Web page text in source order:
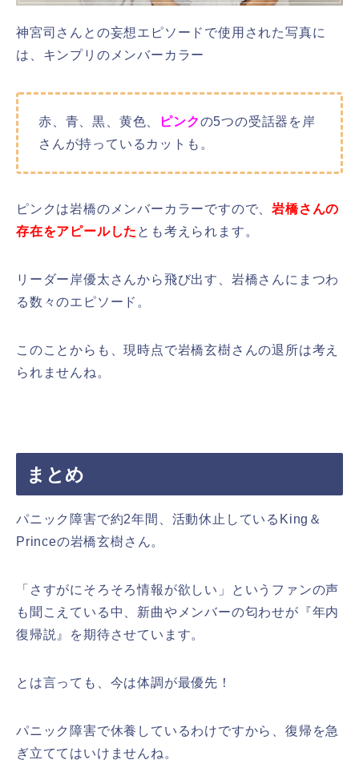
神宮司さんとの妄想エピソードで使用された写真に
は、キンプリのメンバーカラー
赤、青、黒、黄色、 ピンクの5つの受話器を岸
さんが持っているカットも。
ピンクは岩橋のメンバーカラーですので、岩橋さんの
存在をアピールした とも考えられます。
リーダー岸優太さんから飛び出す、岩橋さんにまつわ
る数々のエピソード。
このことからも、現時点で岩橋玄樹さんの退所は考え
られませんね。
まとめ
パニック障害で約2年間、活動休止しているKing＆
Princeの岩橋玄樹さん。
「さすがにそろそろ情報が欲しい」というファンの声
も聞こえている中、新曲やメンバーの匂わせが『年内
復帰説』を期待させています。
とは言っても、今は体調が最優先！
パニック障害で休養しているわけですから、復帰を急
ぎ立ててはいけませんね。